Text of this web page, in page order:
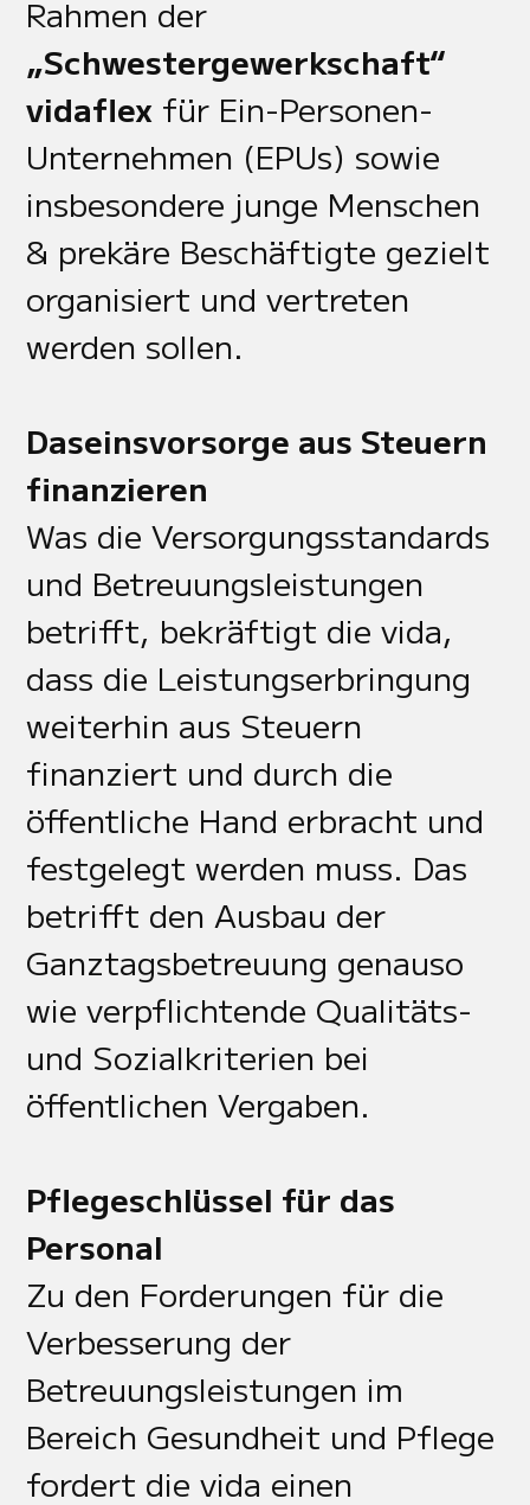
Rahmen der
„Schwestergewerkschaft“
vidaflex für Ein-Personen-
Unternehmen (EPUs) sowie
insbesondere junge Menschen
& prekäre Beschäftigte gezielt
organisiert und vertreten
werden sollen.
Daseinsvorsorge aus Steuern
finanzieren
Was die Versorgungsstandards
und Betreuungsleistungen
betrifft, bekräftigt die vida,
dass die Leistungserbringung
weiterhin aus Steuern
finanziert und durch die
öffentliche Hand erbracht und
festgelegt werden muss. Das
betrifft den Ausbau der
Ganztagsbetreuung genauso
wie verpflichtende Qualitäts-
und Sozialkriterien bei
öffentlichen Vergaben.
Pflegeschlüssel für das
Personal
Zu den Forderungen für die
Verbesserung der
Betreuungsleistungen im
Bereich Gesundheit und Pflege
fordert die vida einen